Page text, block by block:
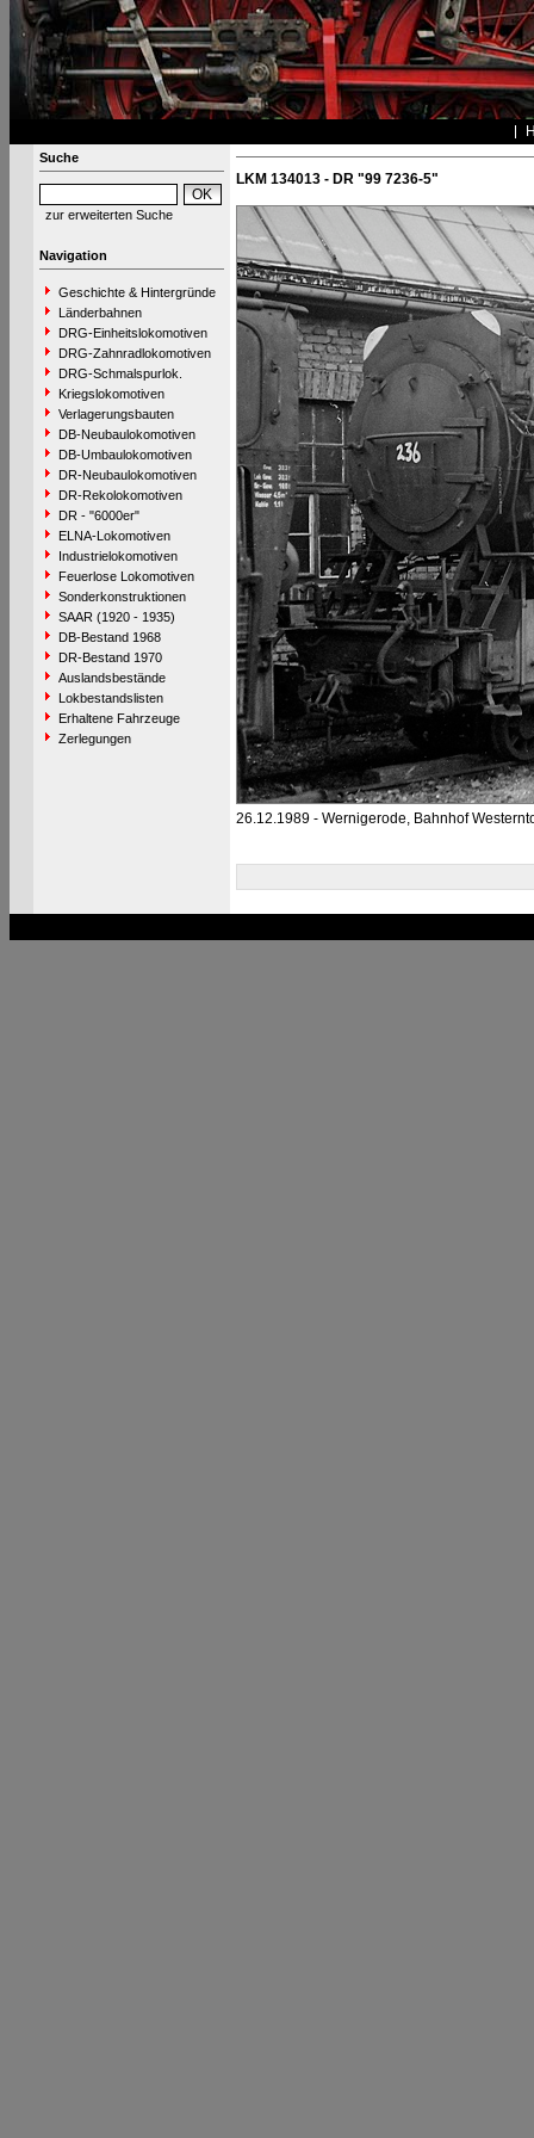
Suche
zur erweiterten Suche
Navigation
Geschichte & Hintergründe
Länderbahnen
DRG-Einheitslokomotiven
DRG-Zahnradlokomotiven
DRG-Schmalspurlok.
Kriegslokomotiven
Verlagerungsbauten
DB-Neubaulokomotiven
DB-Umbaulokomotiven
DR-Neubaulokomotiven
DR-Rekolokomotiven
DR - "6000er"
ELNA-Lokomotiven
Industrielokomotiven
Feuerlose Lokomotiven
Sonderkonstruktionen
SAAR (1920 - 1935)
DB-Bestand 1968
DR-Bestand 1970
Auslandsbestände
Lokbestandslisten
Erhaltene Fahrzeuge
Zerlegungen
LKM 134013 - DR "99 7236-5"
26.12.1989 - Wernigerode, Bahnhof